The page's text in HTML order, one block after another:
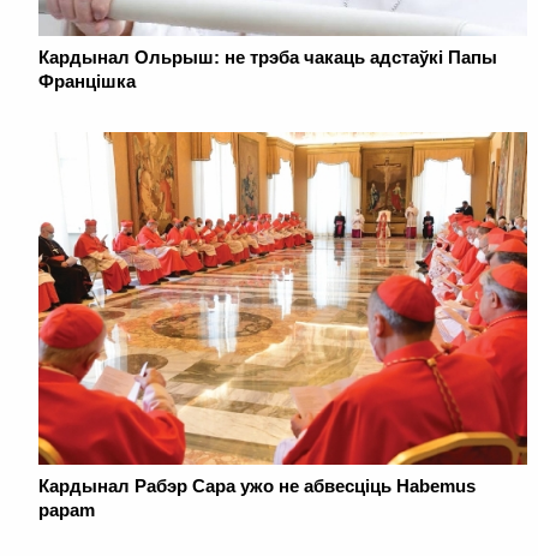
Кардынал Ольрыш: не трэба чакаць адстаўкі Папы
Францішка
Кардынал Рабэр Сара ужо не абвесціць Habemus
papam